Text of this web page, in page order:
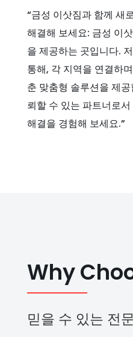
“금성 이삿짐과 함께 새
해결해 보세요: 금성 이
을 제공하는 곳입니다.
통해, 각 지역을 연결하
춘 맞춤형 솔루션을 제
뢰할 수 있는 파트너로
해결을 경험해 보세요.”
Why
믿을 수 있는 전